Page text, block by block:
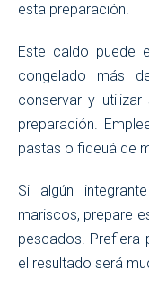
esta preparación.
Este caldo puede
congelado más
conservar y
preparación.
pastas o fideuá de
Si algún
mariscos, prepare
pescados. Prefiera
el resultado será